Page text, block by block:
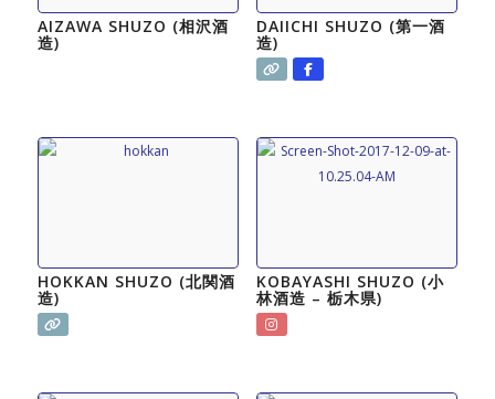
AIZAWA SHUZO (相沢酒
造)
DAIICHI SHUZO (第一酒
造)
HOKKAN SHUZO (北関酒
造)
KOBAYASHI SHUZO (小
林酒造 – 栃木県)